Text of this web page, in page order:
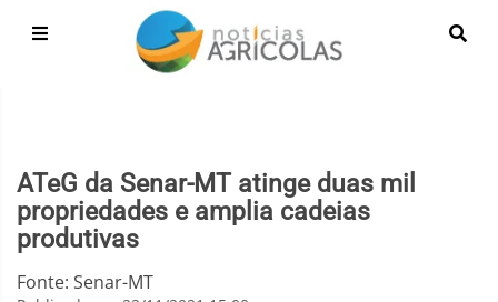
ATeG da Senar-MT atinge duas mil
propriedades e amplia cadeias
produtivas
Fonte: Senar-MT